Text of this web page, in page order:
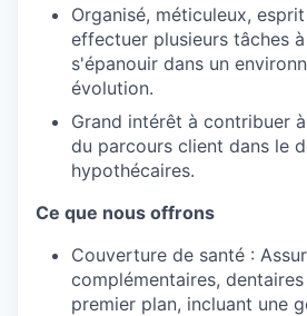
Organisé, méticuleux,
effectuer plusieurs tâches
s'épanouir dans un
évolution.
Grand intérêt à contribuer
du parcours client dans le
hypothécaires.
Ce que nous offrons
Couverture de santé :
complémentaires,
premier plan, incluant une